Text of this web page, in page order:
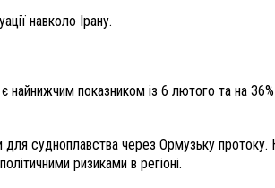
навколо Ірану.
показником із 6 лютого та на
для судноплавства через Ормузьку
ризиками в регіоні.